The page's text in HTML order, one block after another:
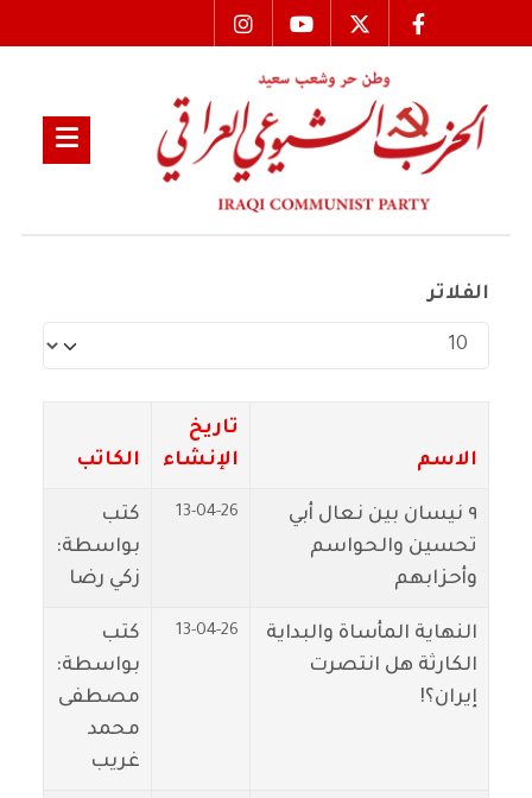
الفلاتر
عدد الإظهارات:
الاسم
تاريخ
الإنشاء
الكاتب
٩ نيسان بين نعال أبي
تحسين والحواسم
وأحزابهم
13-04-26
كتب
بواسطة:
زكي رضا
النهاية المأساة والبداية
الكارثة هل انتصرت
إيران؟!
13-04-26
كتب
بواسطة:
مصطفى
محمد
غريب